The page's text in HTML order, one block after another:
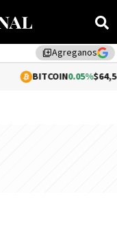
library_addAgreganos
0.05%$64,574.59